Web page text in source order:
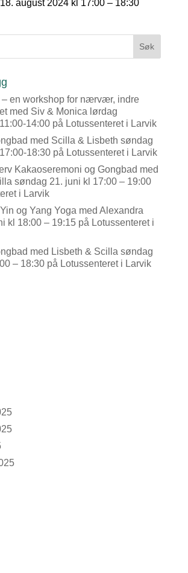
18. august 2024 kl 17:00 – 18:30
– en workshop for nærvær, indre
med Siv & Monica lørdag
14:00 på Lotussenteret i Larvik
med Scilla & Lisbeth søndag
18:30 på Lotussenteret i Larvik
Kakaoseremoni og Gongbad med
søndag 21. juni kl 17:00 – 19:00
i Larvik
og Yang Yoga med Alexandra
kl 18:00 – 19:15 på Lotussenteret i
med Lisbeth & Scilla søndag
– 18:30 på Lotussenteret i Larvik